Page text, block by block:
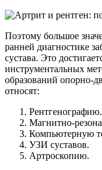
Поэтому большое
ранней диагностике
сустава. Это
инструментальных
образований опорно-
относят:
Рентгенографию.
Магнитно-
Компьютерную
УЗИ суставов.
Артроскопию.